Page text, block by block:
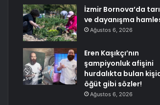
İzmir Bornova’da
ve dayanışma
Ağustos 6, 2026
Eren Kaşıkçı’nın
şampiyonluk afişini
hurdalıkta bulan
öğüt gibi sözler!
Ağustos 6, 2026